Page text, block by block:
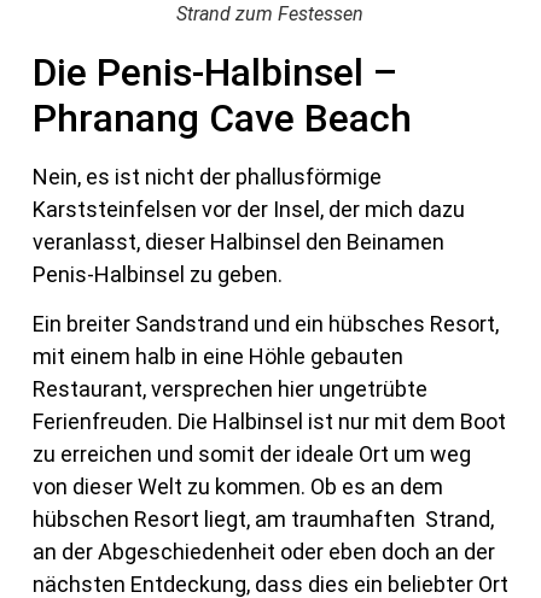
Strand zum Festessen
Die Penis-Halbinsel –
Phranang Cave Beach
Nein, es ist nicht der phallusförmige
Karststeinfelsen vor der Insel, der mich dazu
veranlasst, dieser Halbinsel den Beinamen
Penis-Halbinsel zu geben.
Ein breiter Sandstrand und ein hübsches Resort,
mit einem halb in eine Höhle gebauten
Restaurant, versprechen hier ungetrübte
Ferienfreuden. Die Halbinsel ist nur mit dem Boot
zu erreichen und somit der ideale Ort um weg
von dieser Welt zu kommen. Ob es an dem
hübschen Resort liegt, am traumhaften Strand,
an der Abgeschiedenheit oder eben doch an der
nächsten Entdeckung, dass dies ein beliebter Ort